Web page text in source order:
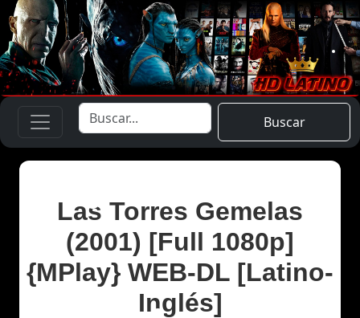
Buscar
Las Torres Gemelas
(2001) [Full 1080p]
{MPlay} WEB-DL [Latino-
Inglés]